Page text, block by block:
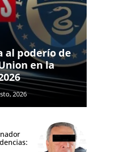
al poderío de
en la
2026